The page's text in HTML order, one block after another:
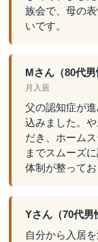
族会で、母の
いです。
Mさん（80代男
月入居
父の認知症が
込みました。
だき、ホーム
までスムーズ
体制が整って
Yさん（70代男
自分から入居